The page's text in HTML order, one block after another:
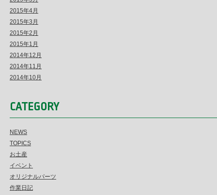
2015年4月
2015年3月
2015年2月
2015年1月
2014年12月
2014年11月
2014年10月
CATEGORY
NEWS
TOPICS
お土産
イベント
オリジナルパーツ
作業日記